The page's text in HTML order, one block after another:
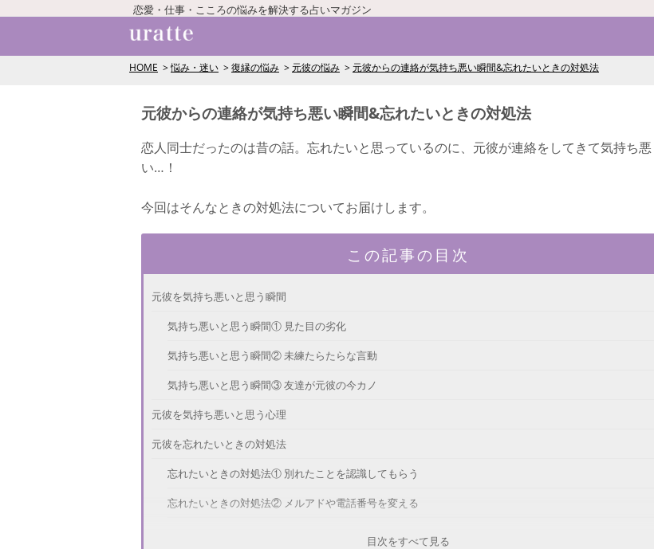
恋愛・仕事・こころの悩みを解決する占いマガジン
HOME 悩み・迷い 復縁の悩み 元彼の悩み 元彼からの連絡が気持ち悪い瞬間&忘れたいときの対処法
元彼からの連絡が気持ち悪い瞬間&忘れたいときの対処法
恋人同士だったのは昔の話。忘れたいと思っているのに、元彼が連絡をしてきて気持ち悪
い…！
今回はそんなときの対処法についてお届けします。
この記事の目次
元彼を気持ち悪いと思う瞬間
気持ち悪いと思う瞬間① 見た目の劣化
気持ち悪いと思う瞬間② 未練たらたらな言動
気持ち悪いと思う瞬間③ 友達が元彼の今カノ
元彼を気持ち悪いと思う心理
元彼を忘れたいときの対処法
忘れたいときの対処法① 別れたことを認識してもらう
忘れたいときの対処法② メルアドや電話番号を変える
目次をすべて見る